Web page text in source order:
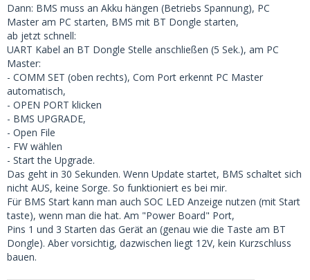
Dann: BMS muss an Akku hängen (Betriebs Spannung), PC
Master am PC starten, BMS mit BT Dongle starten,
ab jetzt schnell:
UART Kabel an BT Dongle Stelle anschließen (5 Sek.), am PC
Master:
- COMM SET (oben rechts), Com Port erkennt PC Master
automatisch,
- OPEN PORT klicken
- BMS UPGRADE,
- Open File
- FW wählen
- Start the Upgrade.
Das geht in 30 Sekunden. Wenn Update startet, BMS schaltet sich
nicht AUS, keine Sorge. So funktioniert es bei mir.
Für BMS Start kann man auch SOC LED Anzeige nutzen (mit Start
taste), wenn man die hat. Am "Power Board" Port,
Pins 1 und 3 Starten das Gerät an (genau wie die Taste am BT
Dongle). Aber vorsichtig, dazwischen liegt 12V, kein Kurzschluss
bauen.